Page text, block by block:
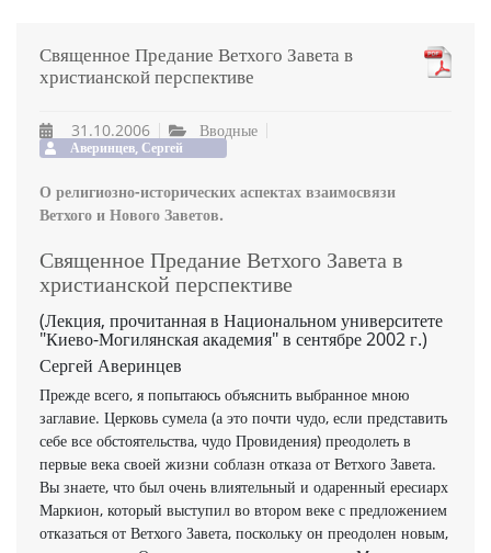
Священное Предание Ветхого Завета в
христианской перспективе
31.10.2006 Вводные
Аверинцев, Сергей
О религиозно-исторических аспектах взаимосвязи
Ветхого и Нового Заветов.
Священное Предание Ветхого Завета в
христианской перспективе
(Лекция, прочитанная в Национальном университете
"Киево-Могилянская академия" в сентябре 2002 г.)
Сергей Аверинцев
Прежде всего, я попытаюсь объяснить выбранное мною
заглавие. Церковь сумела (а это почти чудо, если представить
себе все обстоятельства, чудо Провидения) преодолеть в
первые века своей жизни соблазн отказа от Ветхого Завета.
Вы знаете, что был очень влиятельный и одаренный ересиарх
Маркион, который выступил во втором веке с предложением
отказаться от Ветхого Завета, поскольку он преодолен новым,